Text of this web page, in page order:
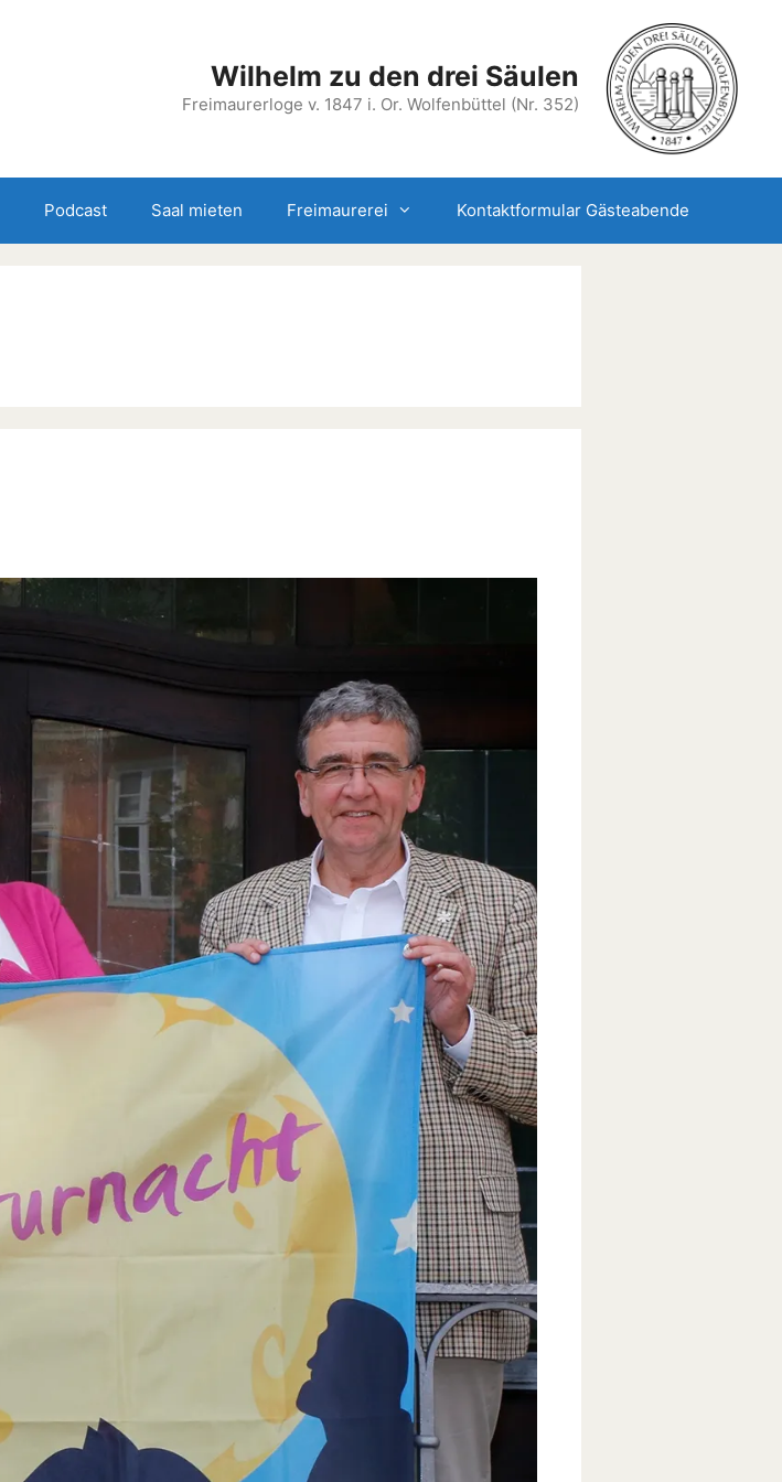
Wilhelm zu den drei Säulen
Freimaurerloge v. 1847 i. Or. Wolfenbüttel (Nr. 352)
Podcast Saal mieten Freimaurerei Kontaktformular Gästeabende